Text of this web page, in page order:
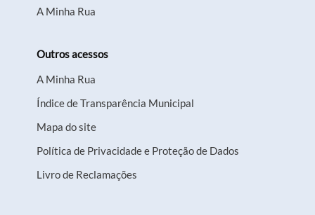
A Minha Rua
Outros acessos
A Minha Rua
Índice de Transparência Municipal
Mapa do site
Política de Privacidade e Proteção de Dados
Livro de Reclamações